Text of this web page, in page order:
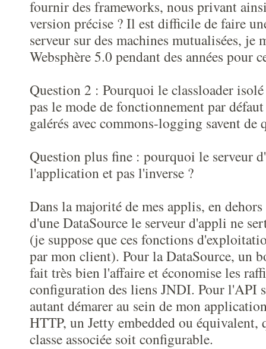
fournir des frameworks, nous privant
version précise ? Il est difficile de faire
serveur sur des machines mutualisées, je
Websphère 5.0 pendant des années pour
Question 2 : Pourquoi le classloader
pas le mode de fonctionnement par
galérés avec commons-logging savent de
Question plus fine : pourquoi le serveur
l'application et pas l'inverse ?
Dans la majorité de mes applis, en
d'une DataSource le serveur d'appli ne
(je suppose que ces fonctions
par mon client). Pour la DataSource, un
fait très bien l'affaire et économise les
configuration des liens JNDI. Pour l'API
autant démarer au sein de mon
HTTP, un Jetty embedded ou équivalent,
classe associée soit configurable.